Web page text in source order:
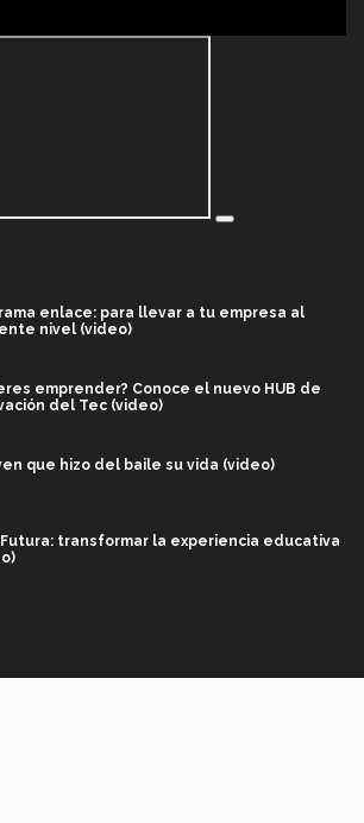
enlace: para llevar a tu empresa al
nivel (video)
emprender? Conoce el nuevo HUB de
del Tec (video)
que hizo del baile su vida (video)
transformar la experiencia educativa